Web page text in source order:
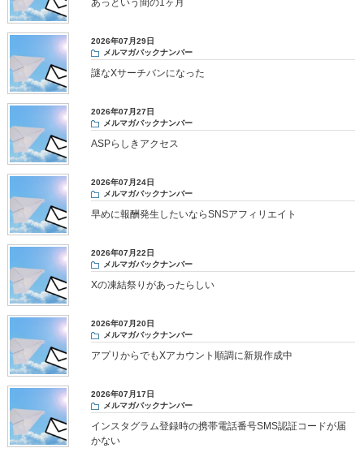
あっという間の1ヶ月
2026年07月29日
メルマガバックナンバー
謎なXサーチバンになった
2026年07月27日
メルマガバックナンバー
ASPらしきアクセス
2026年07月24日
メルマガバックナンバー
早めに報酬発生したいならSNSアフィリエイト
2026年07月22日
メルマガバックナンバー
Xの凍結祭りがあったらしい
2026年07月20日
メルマガバックナンバー
アプリからでもXアカウント順調に新規作成中
2026年07月17日
メルマガバックナンバー
インスタグラム登録時の携帯電話番号SMS認証コードが届
かない